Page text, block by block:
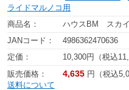
ライドマルノコ用
商品名：
ハウスBM スカ
JANコード：
4986362470636
定価：
10,300円（税込
販売価格：
4,635 円（税込
送料について